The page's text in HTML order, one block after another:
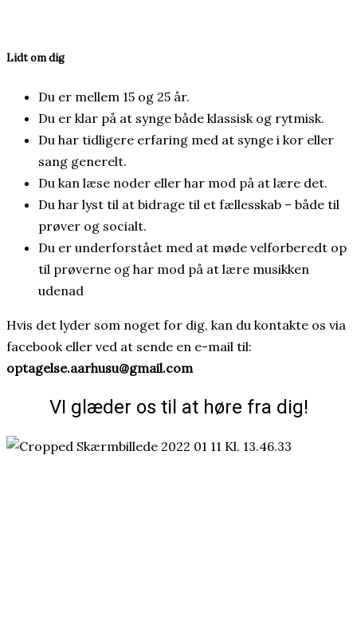
Lidt om dig
Du er mellem 15 og 25 år.
Du er klar på at synge både klassisk og rytmisk.
Du har tidligere erfaring med at synge i kor eller
sang generelt.
Du kan læse noder eller har mod på at lære det.
Du har lyst til at bidrage til et fællesskab – både til
prøver og socialt.
Du er underforstået med at møde velforberedt op
til prøverne og har mod på at lære musikken
udenad
Hvis det lyder som noget for dig, kan du kontakte os via
facebook eller ved at sende en e-mail til:
optagelse.aarhusu@gmail.com
VI glæder os til at høre fra dig!